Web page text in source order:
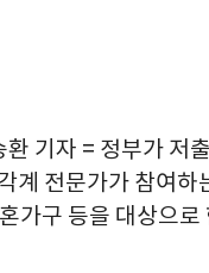
기자 = 정부가 저
계 전문가가 참여하
가구 등을 대상으로